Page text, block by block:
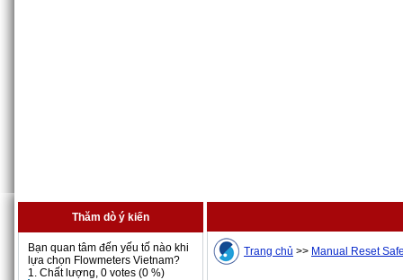
Thăm dò ý kiến
Bạn quan tâm đến yếu tố nào khi
lựa chọn Flowmeters Vietnam?
1. Chất lượng, 0 votes (0 %)
Trang chủ >> Manual Reset